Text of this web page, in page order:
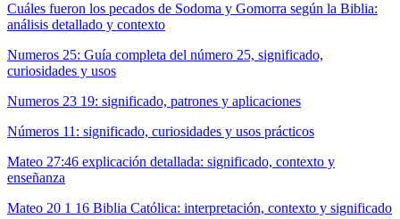
Cuáles fueron los pecados de Sodoma y Gomorra según la Biblia:
análisis detallado y contexto
Numeros 25: Guía completa del número 25, significado,
curiosidades y usos
Numeros 23 19: significado, patrones y aplicaciones
Números 11: significado, curiosidades y usos prácticos
Mateo 27:46 explicación detallada: significado, contexto y
enseñanza
Mateo 20 1 16 Biblia Católica: interpretación, contexto y significado